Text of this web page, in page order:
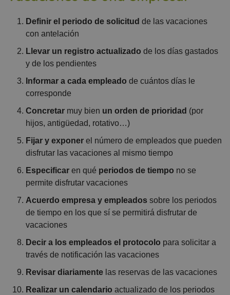
Definir el periodo de solicitud de las vacaciones
con antelación
Llevar un registro actualizado de los días gastados
y de los pendientes
Informar a cada empleado de cuántos días le
corresponde
Concretar muy bien un orden de prioridad (por
hijos, antigüedad, rotativo…)
Fijar y exponer el número de empleados que pueden
disfrutar las vacaciones al mismo tiempo
Especificar en qué periodos de tiempo no se
permite disfrutar vacaciones
Acuerdo empresa y empleados sobre los periodos
de tiempo en los que sí se permitirá disfrutar de
vacaciones
Decir a los empleados el protocolo para solicitar a
través de notificación las vacaciones
Revisar diariamente las reservas de las vacaciones
Realizar un calendario actualizado de los periodos